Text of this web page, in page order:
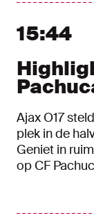
15:44
Ajax O17
plek in de
Geniet in
op CF